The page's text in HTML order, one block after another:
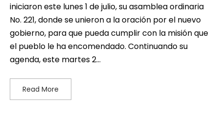
iniciaron este lunes 1 de julio, su asamblea ordinaria
No. 221, donde se unieron a la oración por el nuevo
gobierno, para que pueda cumplir con la misión que
el pueblo le ha encomendado. Continuando su
agenda, este martes 2…
Read More